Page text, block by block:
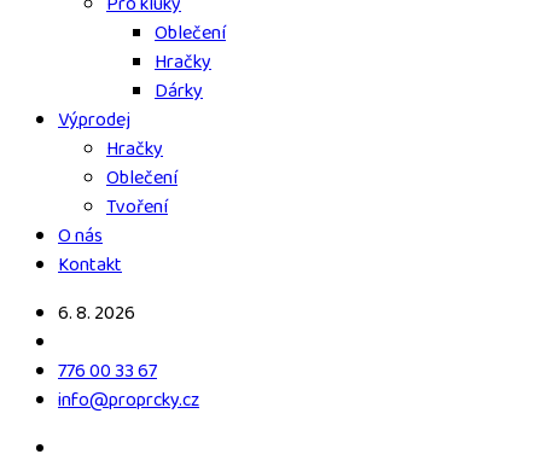
Oblečení
Hračky
Dárky
Výprodej
Hračky
Oblečení
Tvoření
O nás
Kontakt
6. 8. 2026
776 00 33 67
info@proprcky.cz